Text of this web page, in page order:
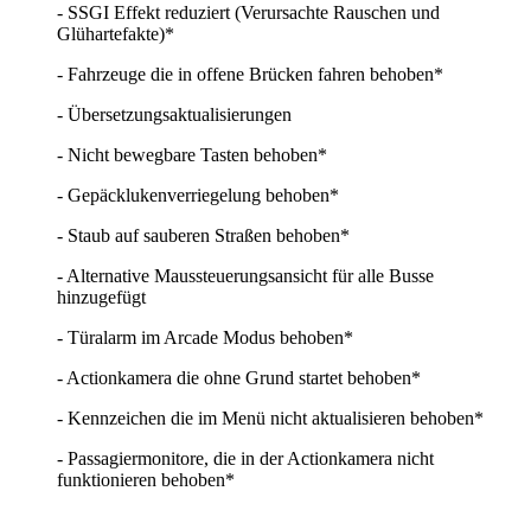
- SSGI Effekt reduziert (Verursachte Rauschen und
Glühartefakte)*
- Fahrzeuge die in offene Brücken fahren behoben*
- Übersetzungsaktualisierungen
- Nicht bewegbare Tasten behoben*
- Gepäcklukenverriegelung behoben*
- Staub auf sauberen Straßen behoben*
- Alternative Maussteuerungsansicht für alle Busse
hinzugefügt
- Türalarm im Arcade Modus behoben*
- Actionkamera die ohne Grund startet behoben*
- Kennzeichen die im Menü nicht aktualisieren behoben*
- Passagiermonitore, die in der Actionkamera nicht
funktionieren behoben*